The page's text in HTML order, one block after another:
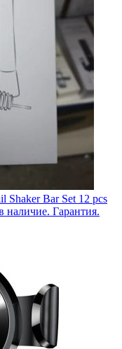
Shaker Bar Set 12 pcs
Гарантия.